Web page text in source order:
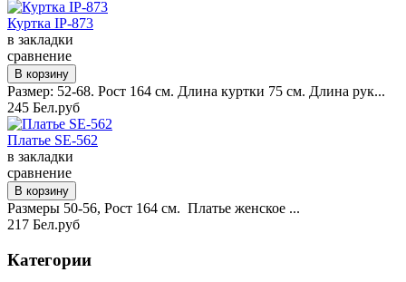
Куртка IP-873
в закладки
сравнение
Размер: 52-68. Рост 164 см. Длина куртки 75 см. Длина рук...
245 Бел.руб
Платье SE-562
в закладки
сравнение
Размеры 50-56, Рост 164 см. Платье женское ...
217 Бел.руб
Категории